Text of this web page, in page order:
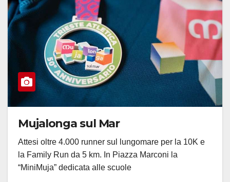
Mujalonga sul Mar
Attesi oltre 4.000 runner sul lungomare per la 10K e
la Family Run da 5 km. In Piazza Marconi la
“MiniMuja” dedicata alle scuole